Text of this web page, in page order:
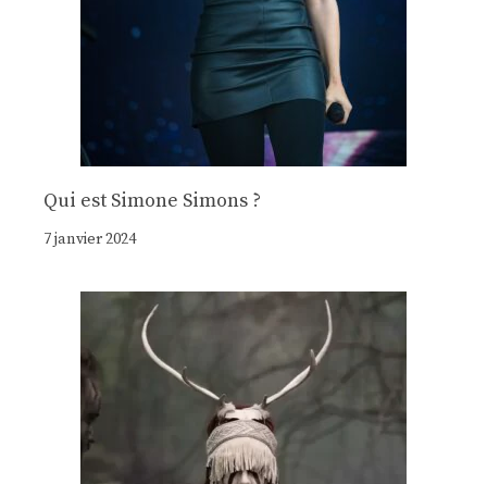
Qui est Simone Simons ?
7 janvier 2024